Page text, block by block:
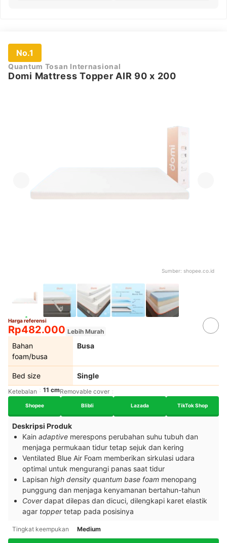
No.1
Quantum Tosan Internasional
Domi Mattress Topper AIR 90 x 200
Sumber: shopee.co.id
Harga referensi
Rp482.000 Lebih Murah
Bahan
foam/busa
Busa
Bed size Single
Ketebalan 11 cmRemovable cover
Shopee Blibli Lazada TikTok Shop
Deskripsi Produk
Kain adaptive merespons perubahan suhu tubuh dan
menjaga permukaan tidur tetap sejuk dan kering
Ventilated Blue Air Foam memberikan sirkulasi udara
optimal untuk mengurangi panas saat tidur
Lapisan high density quantum base foam menopang
punggung dan menjaga kenyamanan bertahun-tahun
Coverdapat dilepas dan dicuci, dilengkapi karet elastik
agar toppertetap pada posisinya
Tingkat keempukan Medium